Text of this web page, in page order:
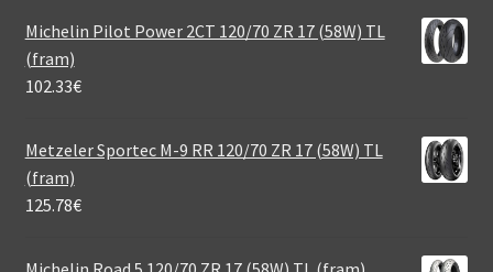
Michelin Pilot Power 2CT 120/70 ZR 17 (58W) TL
(fram)
102.33€
Metzeler Sportec M-9 RR 120/70 ZR 17 (58W) TL
(fram)
125.78€